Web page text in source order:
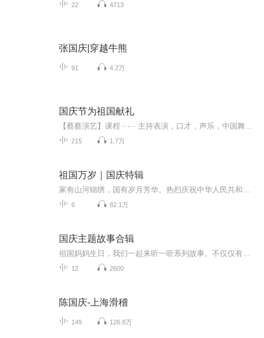
22 4713
张国庆|穿越牛熊
91 4.2万
国庆节为祖国献礼
215 1.7万
祖国万岁｜国庆特辑
6 82.1万
国庆主题故事合辑
12 2600
陈国庆-上海滑稽
149 126.8万